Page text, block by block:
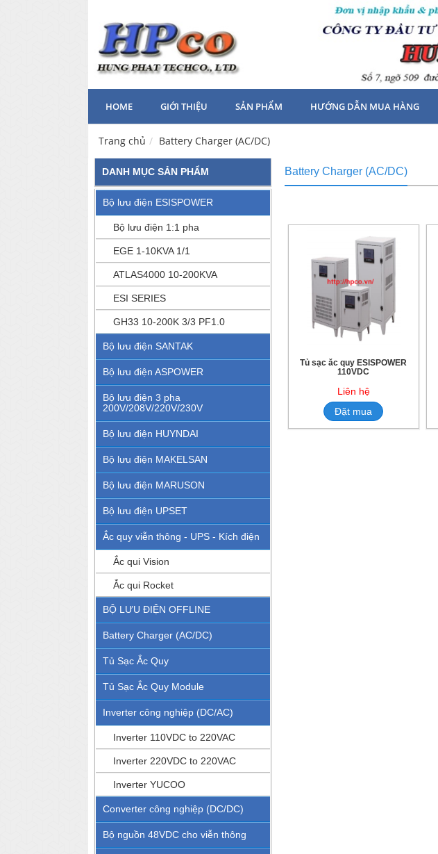
HOME GIỚI THIỆU SẢN PHẨM HƯỚNG DẪN MUA HÀNG
Trang chủ Battery Charger (AC/DC)
DANH MỤC SẢN PHẨM
Bộ lưu điện ESISPOWER
Bộ lưu điện 1:1 pha
EGE 1-10KVA 1/1
ATLAS4000 10-200KVA
ESI SERIES
GH33 10-200K 3/3 PF1.0
Bộ lưu điện SANTAK
Bộ lưu điện ASPOWER
Bộ lưu điện 3 pha
200V/208V/220V/230V
Bộ lưu điện HUYNDAI
Bộ lưu điện MAKELSAN
Bộ lưu điện MARUSON
Bộ lưu điện UPSET
Ắc quy viễn thông - UPS - Kích điện
Ắc qui Vision
Ắc qui Rocket
BỘ LƯU ĐIỆN OFFLINE
Battery Charger (AC/DC)
Tủ Sạc Ắc Quy
Tủ Sạc Ắc Quy Module
Inverter công nghiệp (DC/AC)
Inverter 110VDC to 220VAC
Inverter 220VDC to 220VAC
Inverter YUCOO
Converter công nghiệp (DC/DC)
Bộ nguồn 48VDC cho viễn thông
Battery Charger (AC/DC)
Tủ sạc ắc quy ESISPOWER
110VDC
Liên hệ
Đặt mua